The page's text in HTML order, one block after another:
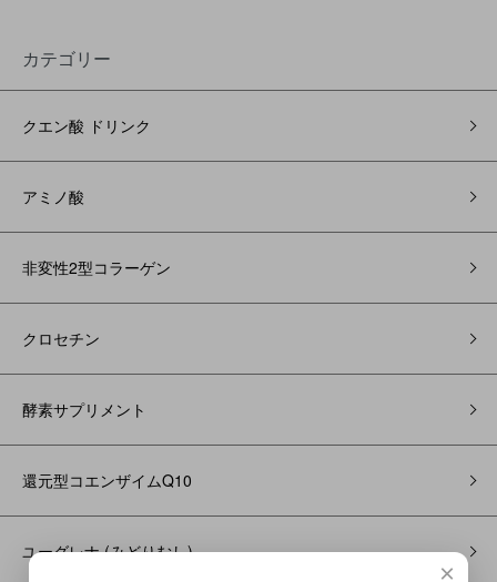
カテゴリー
クエン酸 ドリンク
アミノ酸
非変性2型コラーゲン
クロセチン
酵素サプリメント
還元型コエンザイムQ10
ユーグレナ (みどりむし)
×